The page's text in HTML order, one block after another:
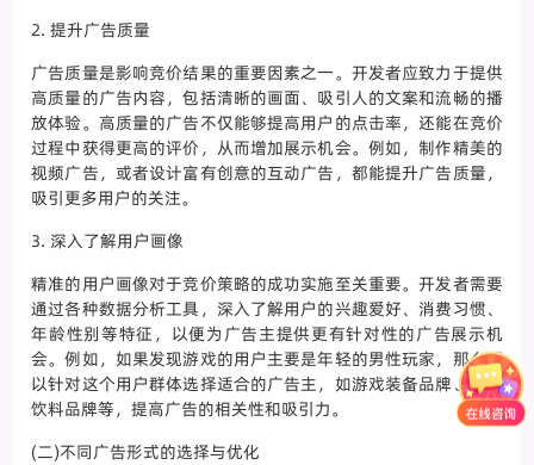
2. 提升广告质量
广告质量是影响竞价结果的重要因素之一。开发者应致力于提供
高质量的广告内容，包括清晰的画面、吸引人的文案和流畅的播
放体验。高质量的广告不仅能够提高用户的点击率，还能在竞价
过程中获得更高的评价，从而增加展示机会。例如，制作精美的
视频广告，或者设计富有创意的互动广告，都能提升广告质量，
吸引更多用户的关注。
3. 深入了解用户画像
精准的用户画像对于竞价策略的成功实施至关重要。开发者需要
通过各种数据分析工具，深入了解用户的兴趣爱好、消费习惯、
年龄性别等特征，以便为广告主提供更有针对性的广告展示机
会。例如，如果发现游戏的用户主要是年轻的男性玩家，那么可
以针对这个用户群体选择适合的广告主，如游戏装备品牌、运动
饮料品牌等，提高广告的相关性和吸引力。
(二)不同广告形式的选择与优化